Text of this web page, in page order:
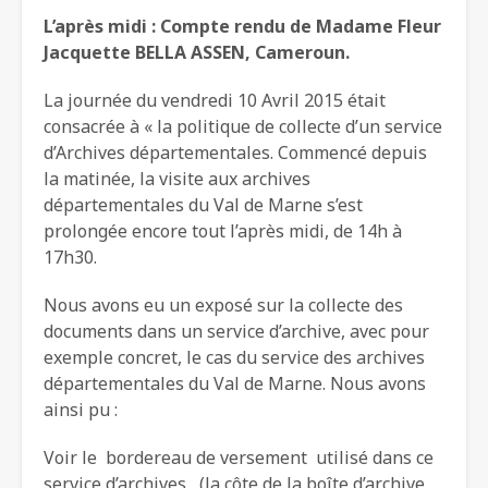
L’après midi : Compte rendu de Madame Fleur
Jacquette BELLA ASSEN, Cameroun.
La journée du vendredi 10 Avril 2015 était
consacrée à « la politique de collecte d’un service
d’Archives départementales. Commencé depuis
la matinée, la visite aux archives
départementales du Val de Marne s’est
prolongée encore tout l’après midi, de 14h à
17h30.
Nous avons eu un exposé sur la collecte des
documents dans un service d’archive, avec pour
exemple concret, le cas du service des archives
départementales du Val de Marne. Nous avons
ainsi pu :
Voir le bordereau de versement utilisé dans ce